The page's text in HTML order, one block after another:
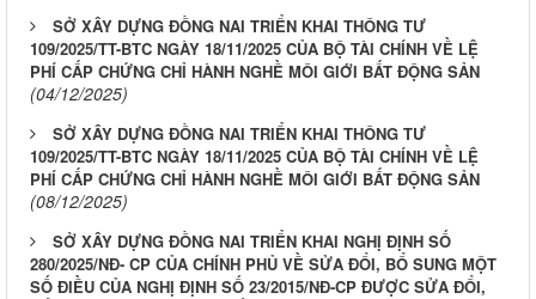
SỞ XÂY DỰNG ĐỒNG NAI TRIỂN KHAI THÔNG TƯ
109/2025/TT-BTC NGÀY 18/11/2025 CỦA BỘ TÀI CHÍNH VỀ LỆ
PHÍ CẤP CHỨNG CHỈ HÀNH NGHỀ MÔI GIỚI BẤT ĐỘNG SẢN
(04/12/2025)
SỞ XÂY DỰNG ĐỒNG NAI TRIỂN KHAI THÔNG TƯ
109/2025/TT-BTC NGÀY 18/11/2025 CỦA BỘ TÀI CHÍNH VỀ LỆ
PHÍ CẤP CHỨNG CHỈ HÀNH NGHỀ MÔI GIỚI BẤT ĐỘNG SẢN
(08/12/2025)
SỞ XÂY DỰNG ĐỒNG NAI TRIỂN KHAI NGHỊ ĐỊNH SỐ
280/2025/NĐ- CP CỦA CHÍNH PHỦ VỀ SỬA ĐỔI, BỔ SUNG MỘT
SỐ ĐIỀU CỦA NGHỊ ĐỊNH SỐ 23/2015/NĐ-CP ĐƯỢC SỬA ĐỔI,